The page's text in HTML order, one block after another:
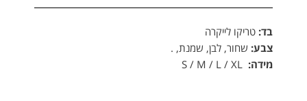
בד: טריקו לייקרה
צבע: שחור, לבן, שמנת, .
מידה: